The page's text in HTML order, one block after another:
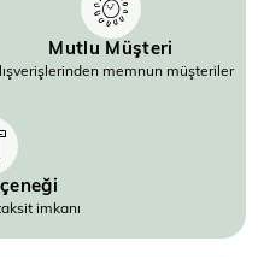
Mutlu Müşteri
memnun müşteriler
imkanı